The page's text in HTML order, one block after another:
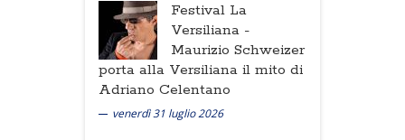
Festival La
Versiliana -
Maurizio Schweizer
porta alla Versiliana il mito di
Adriano Celentano
venerdì 31 luglio 2026